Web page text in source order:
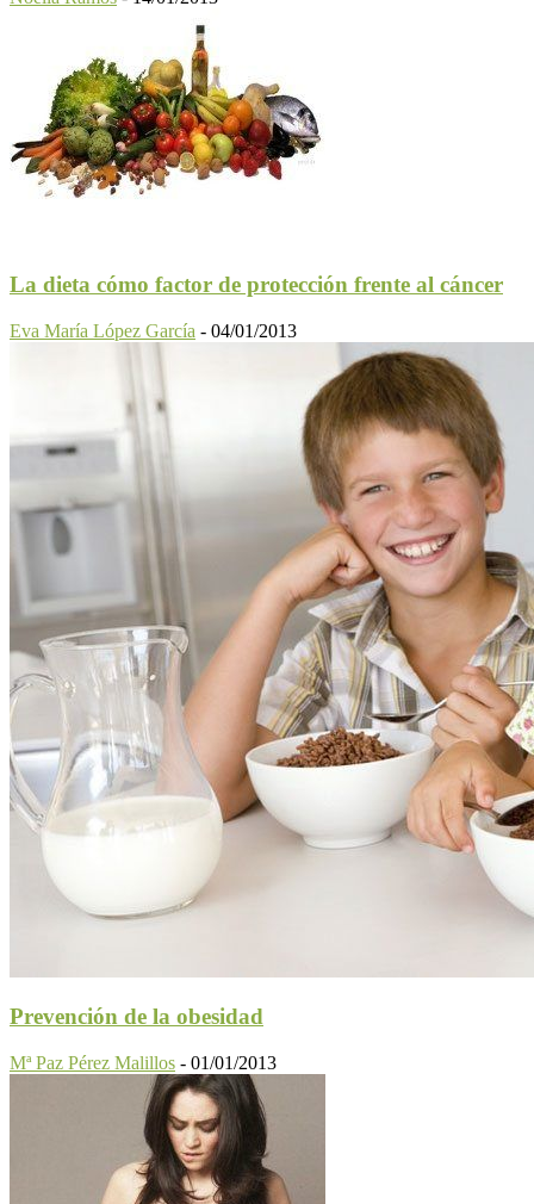
La dieta cómo factor de protección frente al cáncer
Eva María López García - 04/01/2013
Prevención de la obesidad
Mª Paz Pérez Malillos - 01/01/2013